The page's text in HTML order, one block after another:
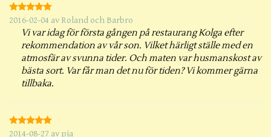
2016-02-04 av Roland och Barbro
Vi var idag för första gången på restaurang Kolga efter
rekommendation av vår son. Vilket härligt ställe med en
atmosfär av svunna tider. Och maten var husmanskost av
bästa sort. Var får man det nu för tiden? Vi kommer gärna
tillbaka.
2014-08-27 av pia